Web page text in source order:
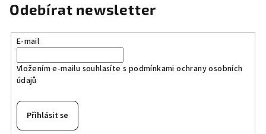
Odebírat newsletter
E-mail
Vložením e-mailu souhlasíte s podmínkami ochrany osobních
údajů
Přihlásit se